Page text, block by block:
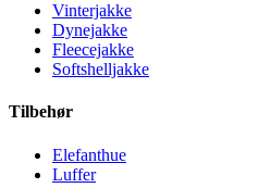
Vinterjakke
Dynejakke
Fleecejakke
Softshelljakke
Tilbehør
Elefanthue
Luffer